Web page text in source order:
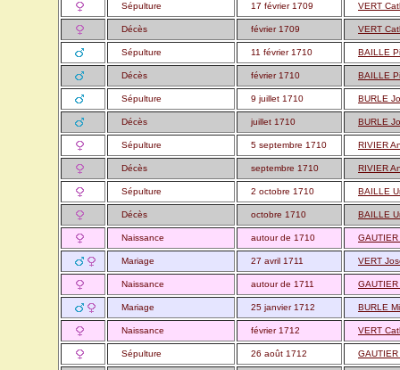
Sépulture 17 février 1709 VERT
Décès février 1709 VERT
Sépulture 11 février 1710 BAILLE
Décès février 1710 BAILLE
Sépulture 9 juillet 1710 BURLE
Décès juillet 1710 BURLE
Sépulture 5 septembre 1710 RIVIER
Décès septembre 1710 RIVIER
Sépulture 2 octobre 1710 BAILLE
Décès octobre 1710 BAILLE
Naissance autour de 1710
Mariage 27 avril 1711 VERT
Naissance autour de 1711
Mariage 25 janvier 1712 BURLE
Naissance février 1712 VERT
Sépulture 26 août 1712